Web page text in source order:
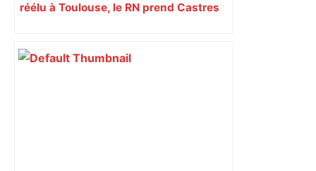
réélu à Toulouse, le RN prend Castres